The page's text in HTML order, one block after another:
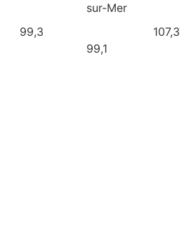
99,3
sur-Mer
99,1
107,3